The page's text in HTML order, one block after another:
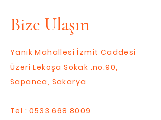
Bize Ulaşın
Yanık Mahallesi İzmit Caddesi
Üzeri Lekoşa Sokak .no.90,
Sapanca, Sakarya
Tel :0533 668 8009